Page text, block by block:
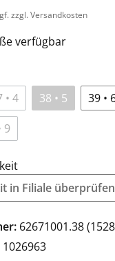
zzgl. Versandkosten
verfügbar
• 4 38 • 5 39 •
9
in Filiale überprüfen
62671001.38
1026963